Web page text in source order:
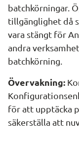
batchkörningar.
tillgänglighet då
vara stängt för
andra
batchkörning.
Övervakning:
för att upptäcka
säkerställa att